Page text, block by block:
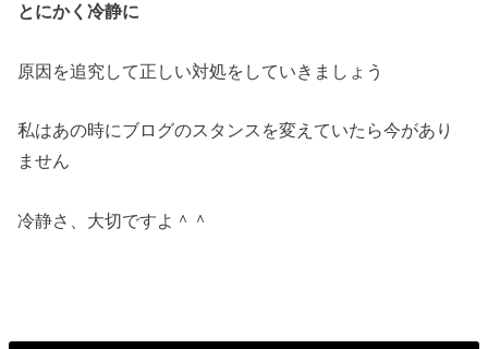
とにかく冷静に
原因を追究して正しい対処をしていきましょう
私はあの時にブログのスタンスを変えていたら今があり
ません
冷静さ、大切ですよ＾＾